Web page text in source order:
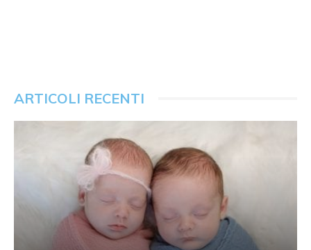
ARTICOLI RECENTI